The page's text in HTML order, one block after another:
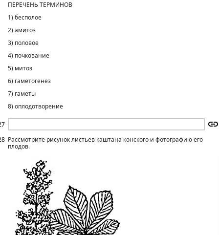
ПЕРЕЧЕНЬ ТЕРМИНОВ
1) бесполое
2) амитоз
3) половое
4) почкование
5) митоз
6) гаметогенез
7) гаметы
8) оплодотворение
Рассмотрите рисунок листьев каштана конского и фотографию его
плодов.